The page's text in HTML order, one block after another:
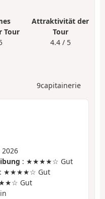
Tour
Attraktivität der
Tour
4.4 / 5
9capitainerie
2026
: ★★★★☆ Gut
: ★★★★☆ Gut
Gut